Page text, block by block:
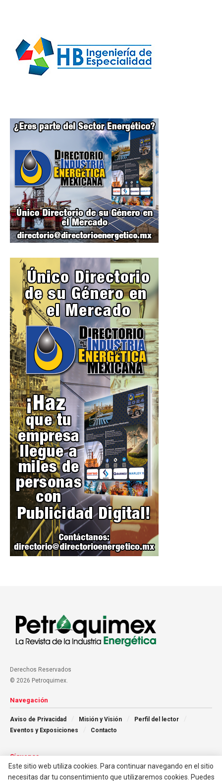
Derechos Reservados
© 2026 Petroquimex.
Navegación
Aviso de Privacidad Misión y Visión
Perfil del lector
Eventos y Exposiciones
Contacto
Síguenos
Este sitio web utiliza cookies. Para continuar navegando en el sitio
necesitas dar tu consentimiento que utilizaremos cookies. Puedes